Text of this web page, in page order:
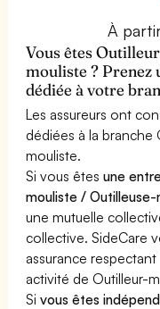
À
Vous êtes
mouliste ? Prenez
dédiée à votre
Les assureurs ont
dédiées à la branche
mouliste.
Si vous êtesune
mouliste /
une mutuelle
collective. SideCare
assurance
activité de Outilleur-
Sivous êtes